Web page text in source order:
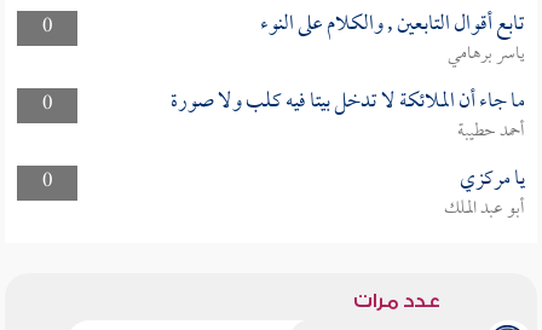
0
تابع أقوال التابعين , والكلام على النوء
ياسر برهامي
0
ما جاء أن الملائكة لا تدخل بيتا فيه كلب ولا صورة
أحمد حطيبة
0
يا مركزي
أبو عبد الملك
عدد مرات